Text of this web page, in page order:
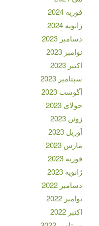
فوریه 2024
ژانویه 2024
دسامبر 2023
نوامبر 2023
اکتبر 2023
سپتامبر 2023
آگوست 2023
جولای 2023
ژوئن 2023
آوریل 2023
مارس 2023
فوریه 2023
ژانویه 2023
دسامبر 2022
نوامبر 2022
اکتبر 2022